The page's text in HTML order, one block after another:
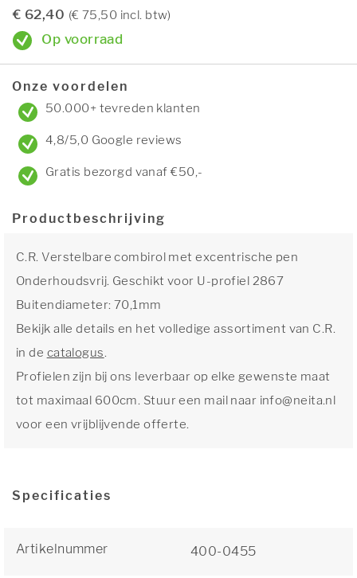
€ 62,40 (€ 75,50 incl. btw)
Op voorraad
Onze voordelen
50.000+ tevreden klanten
4,8/5,0 Google reviews
Gratis bezorgd vanaf €50,-
Productbeschrijving
C.R. Verstelbare combirol met excentrische pen
Onderhoudsvrij. Geschikt voor U-profiel 2867
Buitendiameter: 70,1mm
Bekijk alle details en het volledige assortiment van C.R.
in de catalogus.
Profielen zijn bij ons leverbaar op elke gewenste maat
tot maximaal 600cm. Stuur een mail naar info@neita.nl
voor een vrijblijvende offerte.
Specificaties
Artikelnummer 400-0455